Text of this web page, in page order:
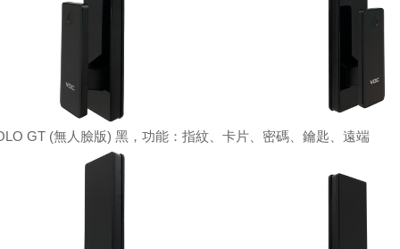
GT (無人臉版) 黑，功能：指紋、卡片、密碼、鑰匙、遠端